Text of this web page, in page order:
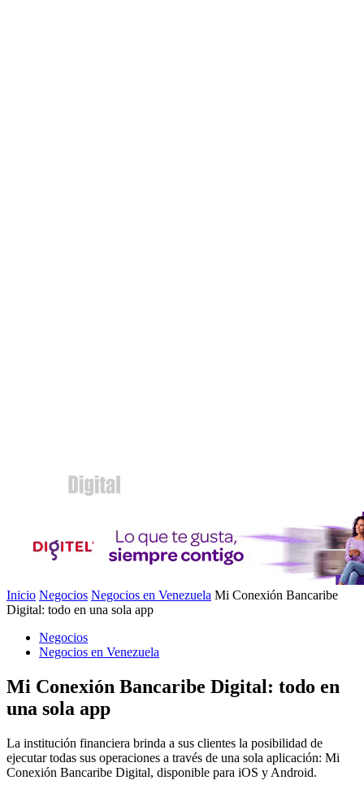
Inicio Negocios Negocios en Venezuela Mi Conexión Bancaribe
Digital: todo en una sola app
Negocios
Negocios en Venezuela
Mi Conexión Bancaribe Digital: todo en
una sola app
La institución financiera brinda a sus clientes la posibilidad de
ejecutar todas sus operaciones a través de una sola aplicación: Mi
Conexión Bancaribe Digital, disponible para iOS y Android.